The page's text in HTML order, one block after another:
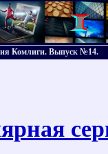
Комлиги. Выпуск №14.